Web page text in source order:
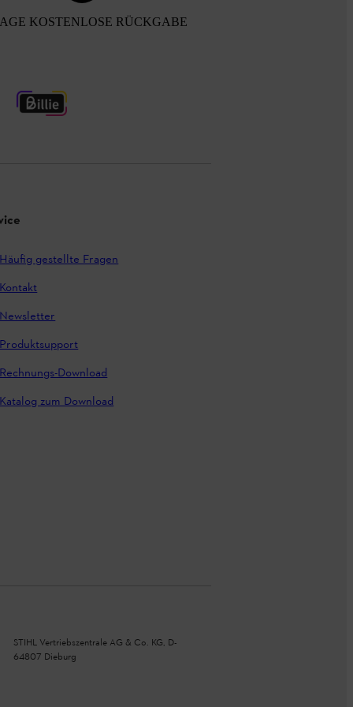
KOSTENLOSE RÜCKGABE
Häufig gestellte Fragen
Kontakt
Newsletter
Produktsupport
Rechnungs-Download
Katalog zum Download
STIHL Vertriebszentrale AG & Co. KG, D-
64807 Dieburg